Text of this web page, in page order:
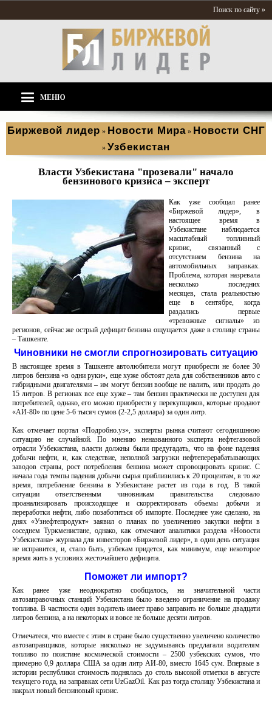
Поиск по сайту »
МЕНЮ
Биржевой лидер » Новости Мира » Новости СНГ
» Узбекистан
Власти Узбекистана "прозевали" начало
бензинового кризиса – эксперт
Как уже сообщал ранее
«Биржевой лидер», в
настоящее время в
Узбекистане наблюдается
масштабный топливный
кризис, связанный с
отсутствием бензина на
автомобильных заправках.
Проблема, которая назревала
несколько последних
месяцев, стала реальностью
еще в сентябре, когда
раздались первые
«тревожные сигналы» из
регионов, сейчас же острый дефицит бензина ощущается даже в столице страны
– Ташкенте.
Чиновники не смогли спрогнозировать ситуацию
В настоящее время в Ташкенте автолюбители могут приобрести не более 30
литров бензина «в одни руки», еще хуже обстоят дела для собственников авто с
гибридными двигателями – им могут бензин вообще не налить, или продать до
15 литров. В регионах все еще хуже – там бензин практически не доступен для
потребителей, однако, его можно приобрести у перекупщиков, которые продают
«АИ-80» по цене 5-6 тысяч сумов (2-2,5 доллара) за один литр.
Как отмечает портал «Подробно.уз», эксперты рынка считают сегодняшнюю
ситуацию не случайной. По мнению неназванного эксперта нефтегазовой
отрасли Узбекистана, власти должны были предугадать, что на фоне падения
добычи нефти, и, как следствие, неполной загрузки нефтеперерабатывающих
заводов страны, рост потребления бензина может спровоцировать кризис. С
начала года темпы падения добычи сырья приблизились к 20 процентам, в то же
время, потребление бензина в Узбекистане растет из года в год. В такой
ситуации ответственным чиновникам правительства следовало
проанализировать происходящее и скорректировать объемы добычи и
переработки нефти, либо позаботиться об импорте. Последнее уже сделано, на
днях «Узнефтепродукт» заявил о планах по увеличению закупки нефти в
соседнем Туркменистане, однако, как отмечают аналитики раздела «Новости
Узбекистана» журнала для инвесторов «Биржевой лидер», в один день ситуация
не исправится, и, стало быть, узбекам придется, как минимум, еще некоторое
время жить в условиях жесточайшего дефицита.
Поможет ли импорт?
Как ранее уже неоднократно сообщалось, на значительной части
автозаправочных станций Узбекистана было введено ограничение на продажу
топлива. В частности один водитель имеет право заправить не больше двадцати
литров бензина, а на некоторых и вовсе не больше десяти литров.
Отмечатеся, что вместе с этим в стране было существенно увеличено количество
автозаправщиков, которые нисколько не задумываясь предлагали водителям
топливо по поистине космической стоимости – 2500 узбекских сумов, что
примерно 0,9 доллара США за один литр АИ-80, вместо 1645 сум. Впервые в
истории республики стоимость поднялась до столь высокой отметки в августе
текущего года, на заправках сети UzGazOil. Как раз тогда столицу Узбекистана и
накрыл новый бензиновый кризис.